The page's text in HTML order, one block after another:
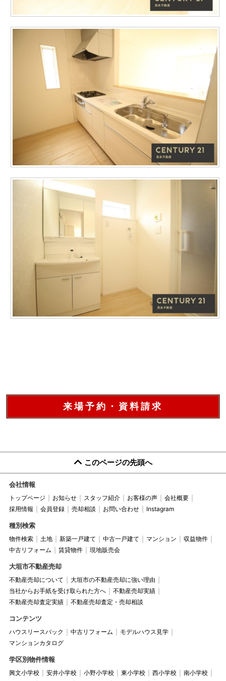
来場予約・資料請求
このページの先頭へ
会社情報
トップページ お知らせ スタッフ紹介 お客様の声
会社概要
採用情報
会員登録 売却相談 お問い合わせ Instagram
種別検索
物件検索 土地 新築一戸建て 中古一戸建て マンション
収益物件
中古リフォーム
賃貸物件 現地販売会
大垣市不動産売却
不動産売却について
大垣市の不動産売却に強い理由
当社からお手紙を受け取られた方へ
不動産売却実績
不動産売却査定実績
不動産売却査定・売却相談
コンテンツ
ハウスリースバック 中古リフォーム
モデルハウス見学
マンションカタログ
学区別物件情報
興文小学校 安井小学校 小野小学校 東小学校 西小学校
南小学校